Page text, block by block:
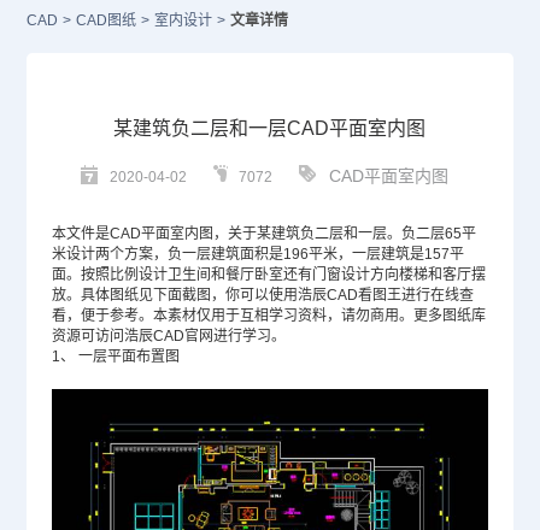
CAD > CAD图纸 > 室内设计 > 文章详情
某建筑负二层和一层CAD平面室内图
2020-04-02 7072 CAD平面室内图
本文件是CAD平面室内图，关于某建筑负二层和一层。负二层65平
米设计两个方案，负一层建筑面积是196平米，一层建筑是157平
面。按照比例设计卫生间和餐厅卧室还有门窗设计方向楼梯和客厅摆
放。具体图纸见下面截图，你可以使用浩辰CAD看图王进行在线查
看，便于参考。本素材仅用于互相学习资料，请勿商用。更多图纸库
资源可访问浩辰CAD官网进行学习。
1、
一层平面布置图